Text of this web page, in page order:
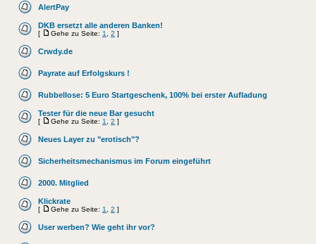
AlertPay
DKB ersetzt alle anderen Banken!
[ Gehe zu Seite: 1 2 ]
Crwdy.de
Payrate auf Erfolgskurs !
Rubbellose: 5 Euro Startgeschenk, 100% bei erster Aufladung
Tester für die neue Bar gesucht
[ Gehe zu Seite: 1 2 ]
Neues Layer zu "erotisch"?
Sicherheitsmechanismus im Forum eingeführt
2000. Mitglied
Klickrate
[ Gehe zu Seite: 1 2 ]
User werben? Wie geht ihr vor?